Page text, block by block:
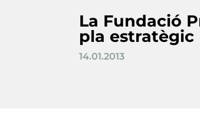
La Fundació
pla estratègic
14.01.2013